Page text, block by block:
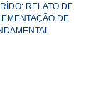
RELATO DE
DE